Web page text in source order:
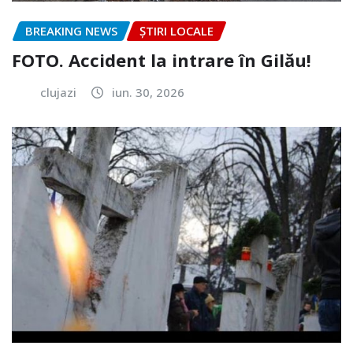
BREAKING NEWS ȘTIRI LOCALE
FOTO. Accident la intrare în Gilău!
clujazi iun. 30, 2026